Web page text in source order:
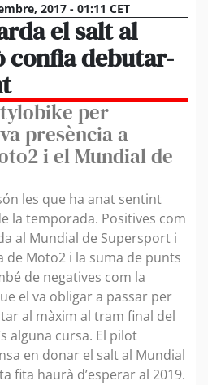
2017 - 01:11 CET
el salt al
confia debutar-
per
presència a
i el Mundial de
les que ha anat sentint
la temporada. Positives com
al Mundial de Supersport i
de Moto2 i la suma de punts
de negatives com la
el va obligar a passar per
al màxim al tram final del
alguna cursa. El pilot
en donar el salt al Mundial
fita haurà d’esperar al 2019.